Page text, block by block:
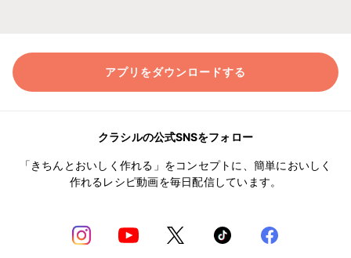
アプリをダウンロードする
クラシルの公式SNSをフォロー
「きちんとおいしく作れる」をコンセプトに、簡単においしく
作れるレシピ動画を毎日配信しています。